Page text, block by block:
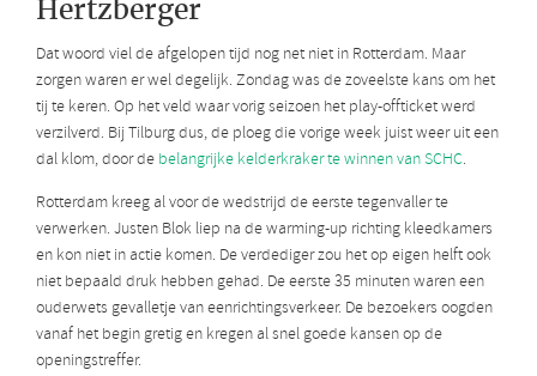
Hertzberger
Dat woord viel de afgelopen tijd nog net niet in Rotterdam. Maar
zorgen waren er wel degelijk. Zondag was de zoveelste kans om het
tij te keren. Op het veld waar vorig seizoen het play-offticket werd
verzilverd. Bij Tilburg dus, de ploeg die vorige week juist weer uit een
dal klom, door de belangrijke kelderkraker te winnen van SCHC.
Rotterdam kreeg al voor de wedstrijd de eerste tegenvaller te
verwerken. Justen Blok liep na de warming-up richting kleedkamers
en kon niet in actie komen. De verdediger zou het op eigen helft ook
niet bepaald druk hebben gehad. De eerste 35 minuten waren een
ouderwets gevalletje van eenrichtingsverkeer. De bezoekers oogden
vanaf het begin gretig en kregen al snel goede kansen op de
openingstreffer.